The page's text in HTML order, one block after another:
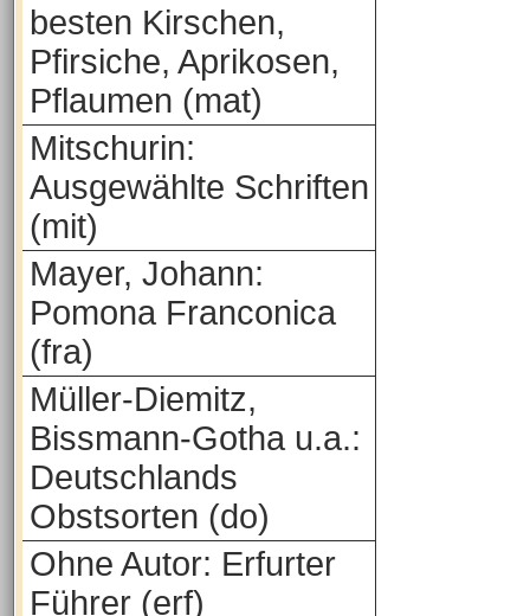
besten Kirschen,
Pfirsiche, Aprikosen,
Pflaumen (mat)
Mitschurin:
Ausgewählte Schriften
(mit)
Mayer, Johann:
Pomona Franconica
(fra)
Müller-Diemitz,
Bissmann-Gotha u.a.:
Deutschlands
Obstsorten (do)
Ohne Autor: Erfurter
Führer (erf)